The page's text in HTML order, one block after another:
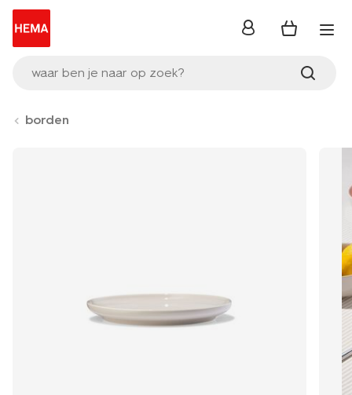
waar ben je naar op zoek?
inloggen
borden